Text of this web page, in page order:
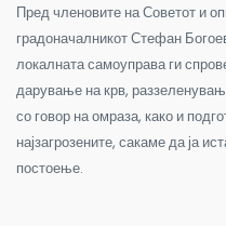
Пред членовите на Советот и
градоначалникот Стефан
локалната самоуправа ги
дарување на крв,
со говор на омраза, како и
најзагрозените, сакаме да ја
постоење.